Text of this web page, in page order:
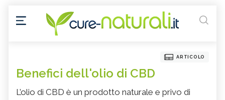
ARTICOLO
Benefici dell'olio di CBD
L’olio di CBD è un prodotto naturale e privo di